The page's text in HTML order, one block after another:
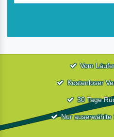
Vom
Kostenloser
30 Tage
Nur